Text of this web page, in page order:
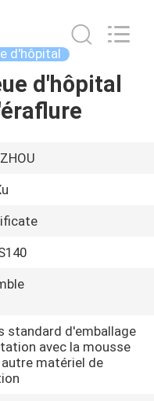
d'hôpital
d'hôpital
standard d'emballage
avec la mousse
matériel de